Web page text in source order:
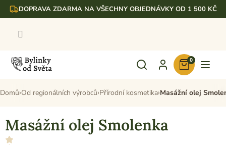
Přejít DOPRAVA ZDARMA NA VŠECHNY OBJEDNÁVKY OD 1 500 KČ
Nákupní
košík
0
Domů Od regionálních výrobců Přírodní kosmetika Masážní olej
Masážní olej Smolenka